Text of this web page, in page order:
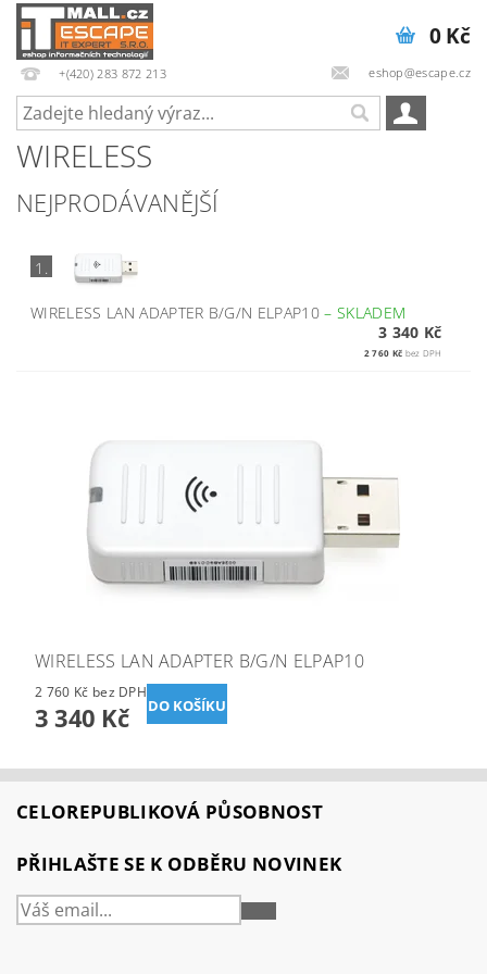
+(420) 283 872 213 eshop@escape.cz
0 Kč
WIRELESS
NEJPRODÁVANĚJŠÍ
1.
WIRELESS LAN ADAPTER B/G/N ELPAP10– SKLADEM
3 340 Kč
2 760 Kč bez DPH
WIRELESS LAN ADAPTER B/G/N ELPAP10
2 760 Kč bez DPH
3 340 Kč
CELOREPUBLIKOVÁ PŮSOBNOST
PŘIHLAŠTE SE K ODBĚRU NOVINEK
PŘIHLÁSIT